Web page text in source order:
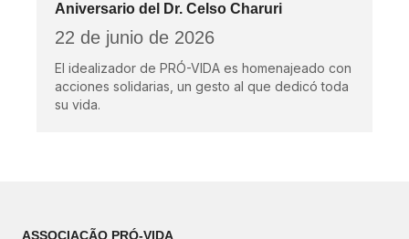
Aniversario del Dr. Celso Charuri
22 de junio de 2026
El idealizador de PRÓ-VIDA es homenajeado con
acciones solidarias, un gesto al que dedicó toda
su vida.
ASSOCIAÇÃO PRÓ-VIDA